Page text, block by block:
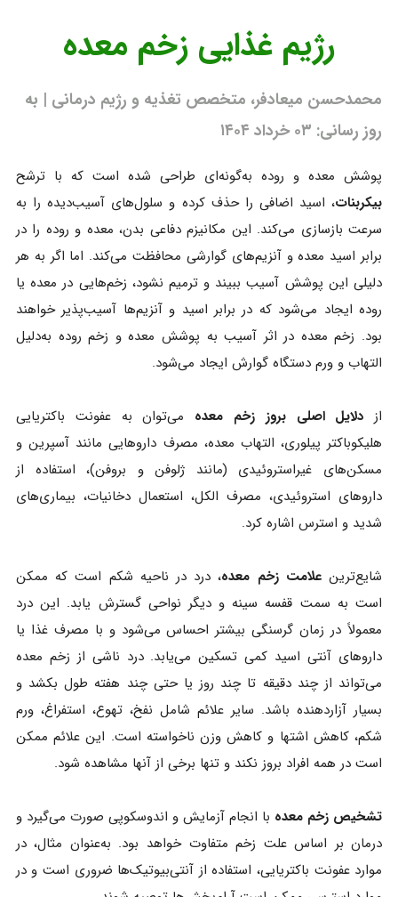
رژیم غذایی زخم معده
محمدحسن میعادفر، متخصص تغذیه و رژیم درمانی | به
روز رسانی: ۰۳ خرداد ۱۴۰۴
پوشش معده و روده به‌گونه‌ای طراحی شده است که با ترشح
بیکربنات، اسید اضافی را حذف کرده و سلول‌های آسیب‌دیده را به
سرعت بازسازی می‌کند. این مکانیزم دفاعی بدن، معده و روده را در
برابر اسید معده و آنزیم‌های گوارشی محافظت می‌کند. اما اگر به هر
دلیلی این پوشش آسیب ببیند و ترمیم نشود، زخم‌هایی در معده یا
روده ایجاد می‌شود که در برابر اسید و آنزیم‌ها آسیب‌پذیر خواهند
بود. زخم معده در اثر آسیب به پوشش معده و زخم روده به‌دلیل
التهاب و ورم دستگاه گوارش ایجاد می‌شود.
از دلایل اصلی بروز زخم معده می‌توان به عفونت باکتریایی
هلیکوباکتر پیلوری، التهاب معده، مصرف داروهایی مانند آسپرین و
مسکن‌های غیراستروئیدی (مانند ژلوفن و بروفن)، استفاده از
داروهای استروئیدی، مصرف الکل، استعمال دخانیات، بیماری‌های
شدید و استرس اشاره کرد.
شایع‌ترینعلامت زخم معده، درد در ناحیه شکم است که ممکن
است به سمت قفسه سینه و دیگر نواحی گسترش یابد. این درد
معمولاً در زمان گرسنگی بیشتر احساس می‌شود و با مصرف غذا یا
داروهای آنتی‌ اسید کمی تسکین می‌یابد. درد ناشی از زخم معده
می‌تواند از چند دقیقه تا چند روز یا حتی چند هفته طول بکشد و
بسیار آزاردهنده باشد. سایر علائم شامل نفخ، تهوع، استفراغ، ورم
شکم، کاهش اشتها و کاهش وزن ناخواسته است. این علائم ممکن
است در همه افراد بروز نکند و تنها برخی از آنها مشاهده شود.
تشخیص زخم معده با انجام آزمایش و اندوسکوپی صورت می‌گیرد و
درمان بر اساس علت زخم متفاوت خواهد بود. به‌عنوان مثال، در
موارد عفونت باکتریایی، استفاده از آنتی‌بیوتیک‌ها ضروری است و در